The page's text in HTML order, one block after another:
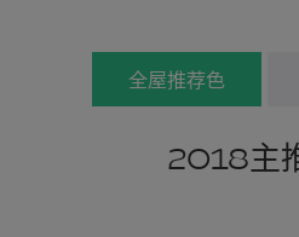
全屋推荐色
2018主